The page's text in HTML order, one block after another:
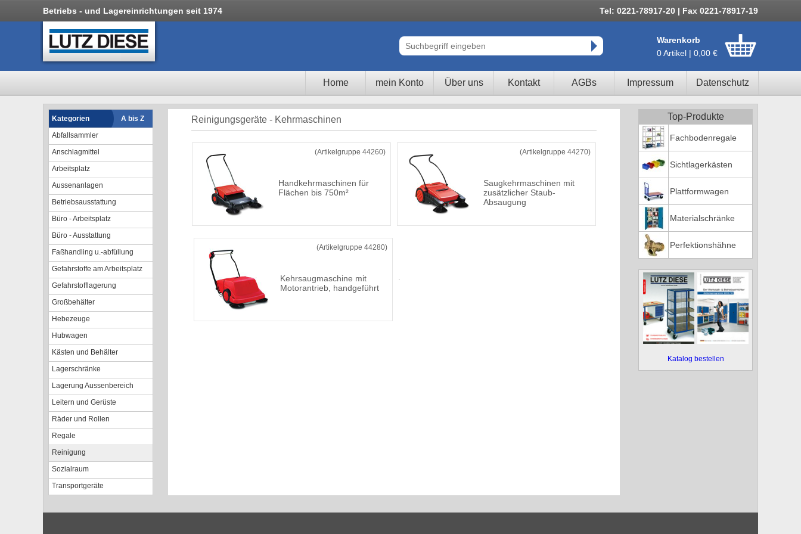
Betriebs - und Lagereinrichtungen seit 1974 Tel: 0221-78917-20 | Fax 0221-78917-19
Warenkorb
0 Artikel | 0,00 €
Home mein Konto Über uns Kontakt AGBs Impressum Datenschutz
Kategorien
A bis Z
Abfallsammler
Anschlagmittel
Arbeitsplatz
Aussenanlagen
Betriebsausstattung
Büro - Arbeitsplatz
Büro - Ausstattung
Faßhandling u.-abfüllung
Gefahrstoffe am Arbeitsplatz
Gefahrstofflagerung
Großbehälter
Hebezeuge
Hubwagen
Kästen und Behälter
Lagerschränke
Lagerung Aussenbereich
Leitern und Gerüste
Räder und Rollen
Regale
Reinigung
Sozialraum
Transportgeräte
Reinigungsgeräte - Kehrmaschinen
(Artikelgruppe 44260)
Handkehrmaschinen für
Flächen bis 750m²
(Artikelgruppe 44270)
Saugkehrmaschinen mit
zusätzlicher Staub-
Absaugung
(Artikelgruppe 44280)
Kehrsaugmaschine mit
Motorantrieb, handgeführt
Top-Produkte
Fachbodenregale
Sichtlagerkästen
Plattformwagen
Materialschränke
Perfektionshähne
Katalog bestellen